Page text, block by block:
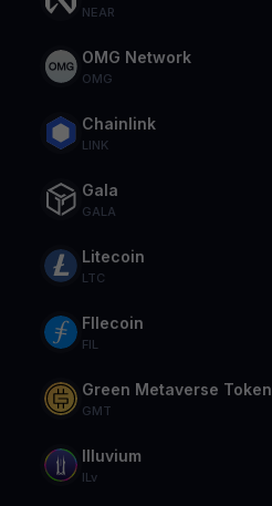
NEAR
OMG Network
OMG
Chainlink
LINK
Gala
GALA
Litecoin
LTC
FIlecoin
FIL
Green Metaverse Token
GMT
Illuvium
ILv